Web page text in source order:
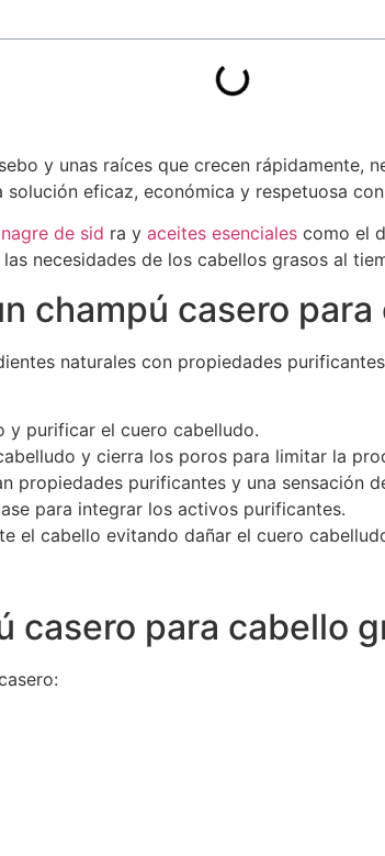
y unas raíces que crecen rápidamente,
eficaz, económica y respetuosa
de sid ra y aceites esenciales como el
necesidades de los cabellos grasos al
champú casero
naturales con propiedades
y purificar el cuero cabelludo.
y cierra los poros para limitar la
propiedades purificantes y una sensación
para integrar los activos purificantes.
el cabello evitando dañar el cuero
casero para cabello